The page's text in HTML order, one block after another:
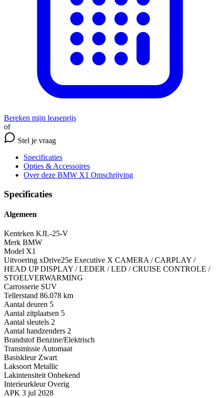
Bereken mijn leaseprijs
of
Stel je vraag
Specificaties
Opties & Accessoires
Over deze BMW X1 Omschrijving
Specificaties
Algemeen
Kenteken KJL-25-V
Merk BMW
Model X1
Uitvoering xDrive25e Executive X CAMERA / CARPLAY /
HEAD UP DISPLAY / LEDER / LED / CRUISE CONTROLE /
STOELVERWARMING
Carrosserie SUV
Tellerstand 86.078 km
Aantal deuren 5
Aantal zitplaatsen 5
Aantal sleutels 2
Aantal handzenders 2
Brandstof Benzine/Elektrisch
Transmissie Automaat
Basiskleur Zwart
Laksoort Metallic
Lakintensiteit Onbekend
Interieurkleur Overig
APK 3 jul 2028